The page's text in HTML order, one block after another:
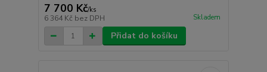
7 700 Kč/ks
6 364 Kč bez DPH Skladem
Přidat do košíku